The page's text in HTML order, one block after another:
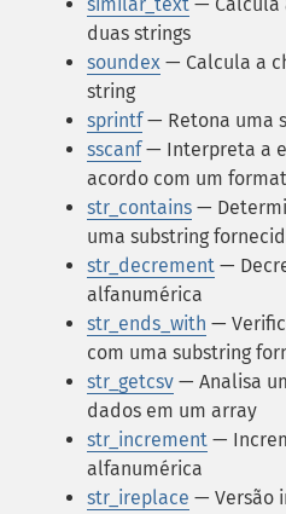
duas strings
soundex — Calcula a
string
sprintf— Retona uma
sscanf— Interpreta a
acordo com um
str_contains —
uma substring
str_decrement —
alfanumérica
str_ends_with —
com uma substring
str_getcsv — Analisa
dados em um array
str_increment —
alfanumérica
str_ireplace — Versão